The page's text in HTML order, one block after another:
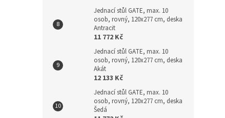
Jednací stůl GATE, max. 10
osob, rovný, 120x277 cm, deska
Antracit
11 772 Kč
Jednací stůl GATE, max. 10
osob, rovný, 120x277 cm, deska
Akát
12 133 Kč
Jednací stůl GATE, max. 10
osob, rovný, 120x277 cm, deska
Šedá